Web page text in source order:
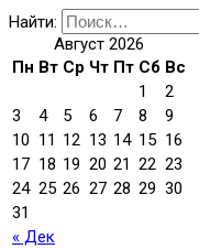
Найти:
Август 2026
Пн Вт Ср Чт Пт Сб Вс
« Дек
1
2
3
4 5 6 7 8
9
10 11 12 13 14 15 16
17 18 19 20 21 22 23
24 25 26 27 28 29 30
31